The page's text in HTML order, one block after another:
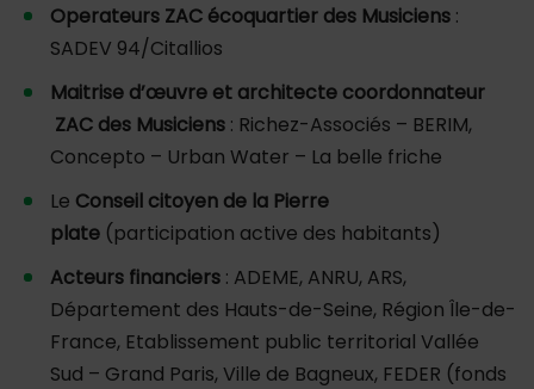
Operateurs ZAC écoquartier des Musiciens :
SADEV 94/Citallios
Maitrise d’œuvre et architecte coordonnateur
ZAC des Musiciens : Richez-Associés – BERIM,
Concepto – Urban Water – La belle friche
Le Conseil citoyen de la Pierre
plate (participation active des habitants)
Acteurs financiers : ADEME, ANRU, ARS,
Département des Hauts-de-Seine, Région Île-de-
France, Etablissement public territorial Vallée
Sud – Grand Paris, Ville de Bagneux, FEDER (fonds